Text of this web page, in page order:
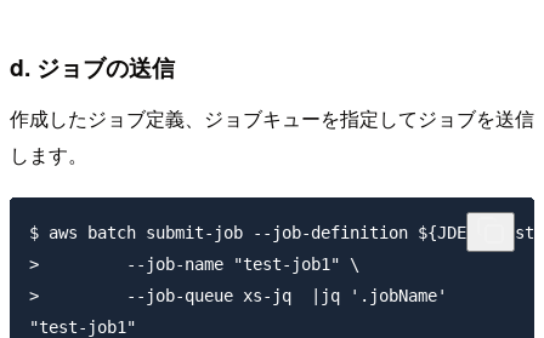
d. ジョブの送信
作成したジョブ定義、ジョブキューを指定してジョブを送信
します。
$ aws batch submit-job --job-definition ${JDEF:-
>         --job-name "test-job1" \
>         --job-queue xs-jq  |jq '.jobName'